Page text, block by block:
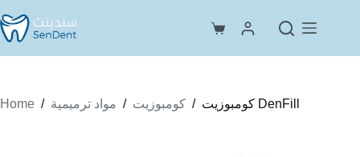
to
content
Shopping
Home / مواد ترميمية / كومبوزيت / كومبوزيت DenFill